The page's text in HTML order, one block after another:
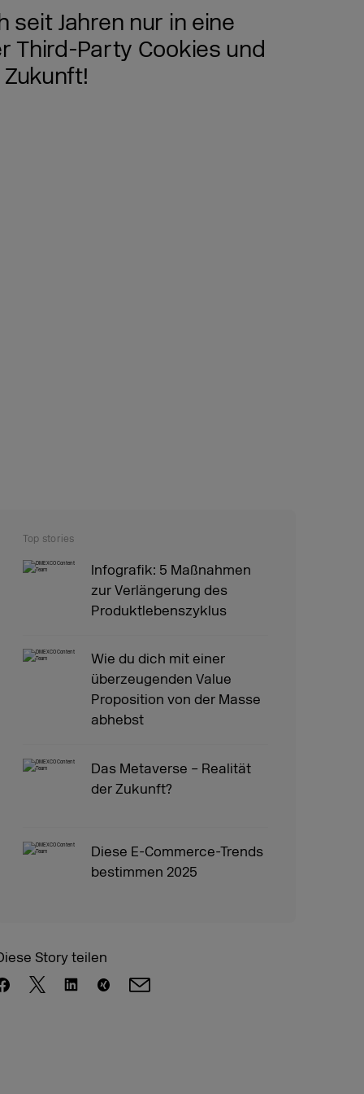
Jahren nur in eine
Third-Party Cookies und
Top stories
Infografik: 5 Maßnahmen
zur Verlängerung des
Produktlebenszyklus
Wie du dich mit einer
überzeugenden Value
Proposition von der Masse
abhebst
Das Metaverse – Realität
der Zukunft?
Diese E-Commerce-Trends
bestimmen 2025
Story teilen